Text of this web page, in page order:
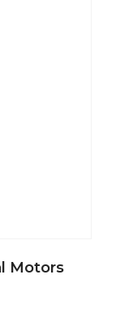
Motors